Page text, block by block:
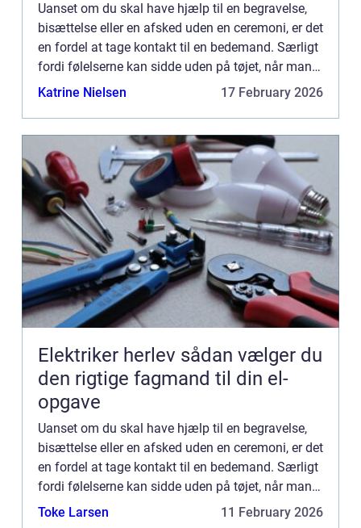
Uanset om du skal have hjælp til en begravelse,
bisættelse eller en afsked uden en ceremoni, er det
en fordel at tage kontakt til en bedemand. Særligt
fordi følelserne kan sidde uden på tøjet, når man
miste...
Katrine Nielsen 17 February 2026
Elektriker herlev sådan vælger du
den rigtige fagmand til din el-
opgave
Uanset om du skal have hjælp til en begravelse,
bisættelse eller en afsked uden en ceremoni, er det
en fordel at tage kontakt til en bedemand. Særligt
fordi følelserne kan sidde uden på tøjet, når man
miste...
Toke Larsen 11 February 2026